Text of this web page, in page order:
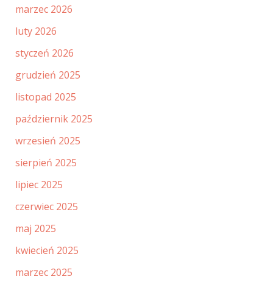
marzec 2026
luty 2026
styczeń 2026
grudzień 2025
listopad 2025
październik 2025
wrzesień 2025
sierpień 2025
lipiec 2025
czerwiec 2025
maj 2025
kwiecień 2025
marzec 2025